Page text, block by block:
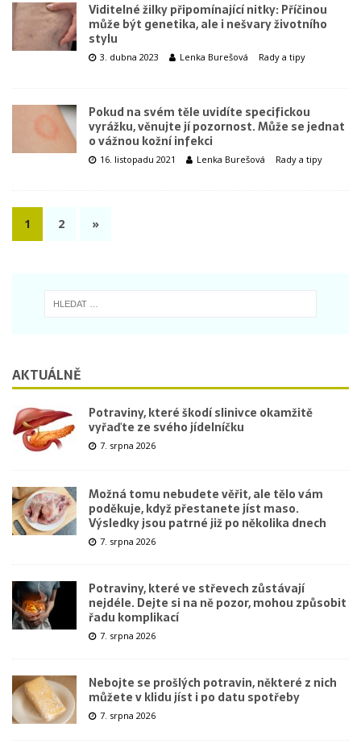
Viditelné žilky připomínající nitky: Příčinou
může být genetika, ale i nešvary životního
stylu
3. dubna 2023 Lenka Burešová Rady a tipy
Pokud na svém těle uvidíte specifickou
vyrážku, věnujte jí pozornost. Může se jednat
o vážnou kožní infekci
16. listopadu 2021 Lenka Burešová Rady a tipy
1 2 »
AKTUÁLNĚ
Potraviny, které škodí slinivce okamžitě
vyřaďte ze svého jídelníčku
7. srpna 2026
Možná tomu nebudete věřit, ale tělo vám
poděkuje, když přestanete jíst maso.
Výsledky jsou patrné již po několika dnech
7. srpna 2026
Potraviny, které ve střevech zůstávají
nejdéle. Dejte si na ně pozor, mohou způsobit
řadu komplikací
7. srpna 2026
Nebojte se prošlých potravin, některé z nich
můžete v klidu jíst i po datu spotřeby
7. srpna 2026